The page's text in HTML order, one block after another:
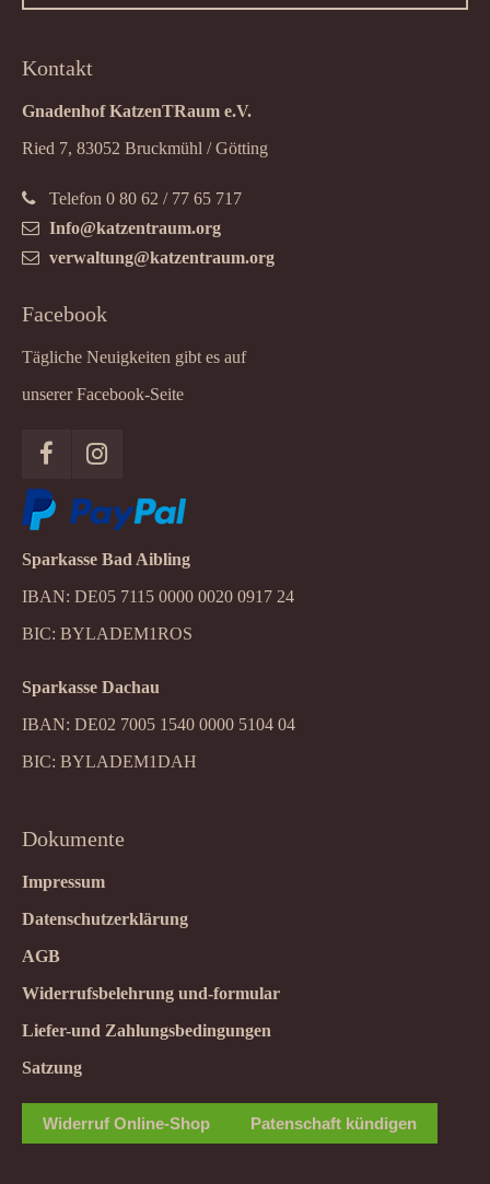
Kontakt
Gnadenhof KatzenTRaum e.V.
Ried 7, 83052 Bruckmühl / Götting
Telefon 0 80 62 / 77 65 717
Info@katzentraum.org
verwaltung@katzentraum.org
Facebook
Tägliche Neuigkeiten gibt es auf
unserer Facebook-Seite
Sparkasse Bad Aibling
IBAN: DE05 7115 0000 0020 0917 24
BIC: BYLADEM1ROS
Sparkasse Dachau
IBAN: DE02 7005 1540 0000 5104 04
BIC: BYLADEM1DAH
Dokumente
Impressum
Datenschutzerklärung
AGB
Widerrufsbelehrung und-formular
Liefer-und Zahlungsbedingungen
Satzung
Widerruf Online-Shop Patenschaft kündigen